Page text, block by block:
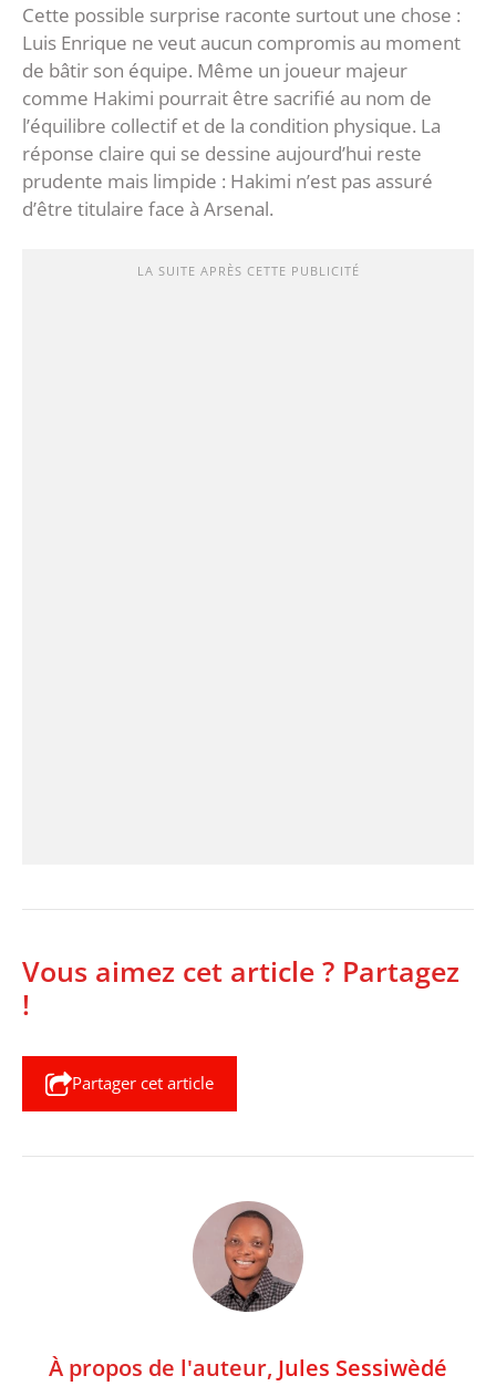
‎Cette possible surprise raconte surtout une chose :
Luis Enrique ne veut aucun compromis au moment
de bâtir son équipe. Même un joueur majeur
comme Hakimi pourrait être sacrifié au nom de
l’équilibre collectif et de la condition physique. ‎La
réponse claire qui se dessine aujourd’hui reste
prudente mais limpide : Hakimi n’est pas assuré
d’être titulaire face à Arsenal.
LA SUITE APRÈS CETTE PUBLICITÉ
Vous aimez cet article ? Partagez
!
Partager cet article
À propos de l'auteur, Jules Sessiwèdé